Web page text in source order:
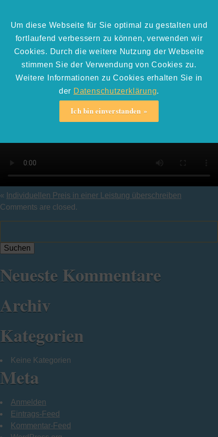
Preis-überschreiben
Freitag, 23. Oktober 2020von
« Individuellen Preis in einer Leistung überschreiben
Comments are closed.
Neueste Kommentare
Archiv
Kategorien
Keine Kategorien
Meta
Anmelden
Eintrags-Feed
Kommentar-Feed
Um diese Webseite für Sie optimal zu gestalten und
fortlaufend verbessern zu können, verwenden wir
Cookies. Durch die weitere Nutzung der Webseite
stimmen Sie der Verwendung von Cookies zu.
Weitere Informationen zu Cookies erhalten Sie in
der Datenschutzerklärung.
Ich bin einverstanden